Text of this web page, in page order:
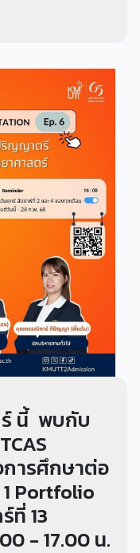
ร์ นี้ พบกับ
การศึกษาต่อ
Portfolio
ที่ 13
- 17.00 น.